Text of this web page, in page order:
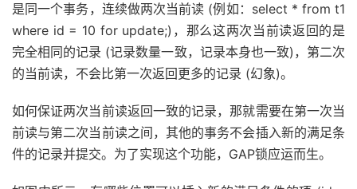
是同一个事务，连续做两次当前读 (例如：select * from t1
where id = 10 for update;)，那么这两次当前读返回的是
完全相同的记录 (记录数量一致，记录本身也一致)，第二次
的当前读，不会比第一次返回更多的记录 (幻象)。
如何保证两次当前读返回一致的记录，那就需要在第一次当
前读与第二次当前读之间，其他的事务不会插入新的满足条
件的记录并提交。为了实现这个功能，GAP锁应运而生。